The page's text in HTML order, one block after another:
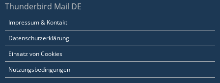
Thunderbird Mail DE
Impressum & Kontakt
Datenschutzerklärung
Einsatz von Cookies
Nutzungsbedingungen